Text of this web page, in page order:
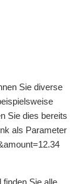
Sie diverse
Sie dies bereits
als Parameter